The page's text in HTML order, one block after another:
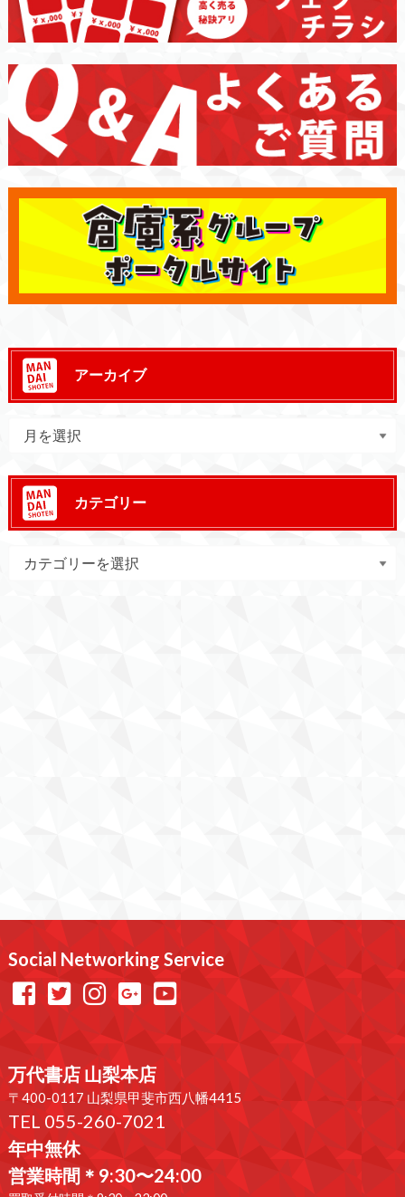
アーカイブ
カテゴリー
Social Networking Service
万代書店 山梨本店
〒400-0117 山梨県甲斐市西八幡4415
TEL 055-260-7021
年中無休
営業時間＊9:30〜24:00